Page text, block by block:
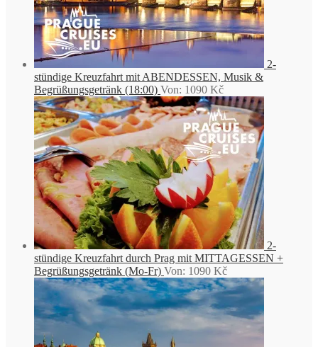
2-
stündige Kreuzfahrt mit ABENDESSEN, Musik &
Begrüßungsgetränk (18:00) Von: 1090 Kč
2-
stündige Kreuzfahrt durch Prag mit MITTAGESSEN +
Begrüßungsgetränk (Mo-Fr) Von: 1090 Kč